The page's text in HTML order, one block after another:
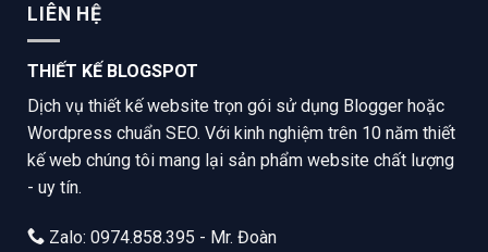
LIÊN HỆ
THIẾT KẾ BLOGSPOT
Dịch vụ thiết kế website trọn gói sử dụng Blogger hoặc
Wordpress chuẩn SEO. Với kinh nghiệm trên 10 năm thiết
kế web chúng tôi mang lại sản phẩm website chất lượng
- uy tín.
Zalo: 0974.858.395 - Mr. Đoàn